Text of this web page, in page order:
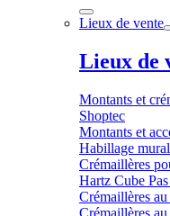
Lieux de vente
Lieux de
Montants et
Shoptec
Montants et
Habillage mural
Crémaillères
Hartz Cube
Crémaillères
Crémaillères